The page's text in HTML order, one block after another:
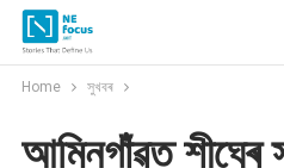
Home সুখবৰ
আমিনগাঁৱত শীঘ্ৰে